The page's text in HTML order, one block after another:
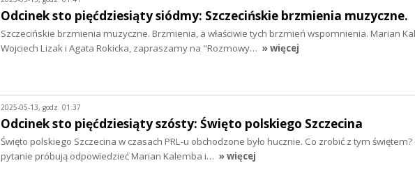
Odcinek sto pięćdziesiąty siódmy: Szczecińskie brzmienia muzyczne.
Szczecińskie brzmienia muzyczne. Brzmienia, a właściwie tych brzmień wspomnienia. Marian
Wojciech Lizak i Agata Rokicka, zapraszamy na "Rozmowy… » więcej
2025-05-13, godz. 01:37
Odcinek sto pięćdziesiąty szósty: Święto polskiego Szczecina
Święto polskiego Szczecina w czasach PRL-u obchodzone było hucznie. Co zrobić z tym świętem?
pytanie próbują odpowiedzieć Marian Kalemba i… » więcej